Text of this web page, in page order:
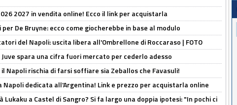
2027 in vendita online! Ecco il link per acquistarla
De Bruyne: ecco come giocherebbe in base al modulo
del Napoli: uscita libera all'Ombrellone di Roccaraso | FOTO
spara una cifra fuori mercato per cederlo adesso
Napoli rischia di farsi soffiare sia Zeballos che Favasuli!
Napoli dedicata all'Argentina! Link e prezzo per acquistarla online
Lukaku a Castel di Sangro? Si fa largo una doppia ipotesi: "In pochi ci